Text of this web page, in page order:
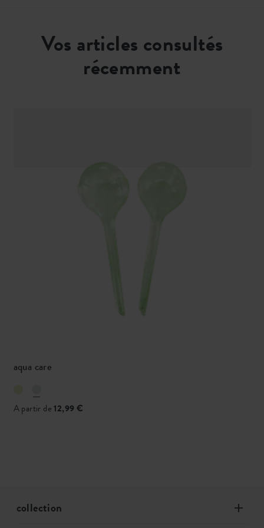
Vos articles consultés
récemment
aqua care
A partir de12,99 €
collection